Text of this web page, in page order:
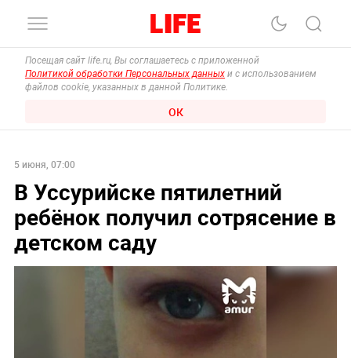
Посещая сайт life.ru, Вы соглашаетесь с приложенной
Политикой обработки Персональных данных и с использованием
файлов cookie, указанных в данной Политике.
ОК
5 июня, 07:00
В Уссурийске пятилетний
ребёнок получил сотрясение в
детском саду